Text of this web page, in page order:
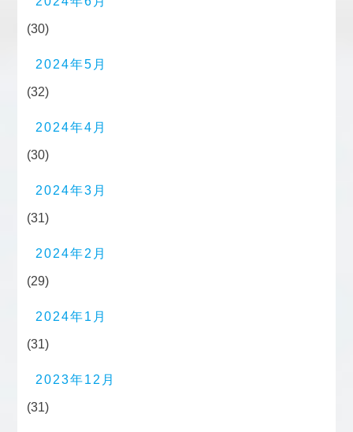
(30)
2024年5月
(32)
2024年4月
(30)
2024年3月
(31)
2024年2月
(29)
2024年1月
(31)
2023年12月
(31)